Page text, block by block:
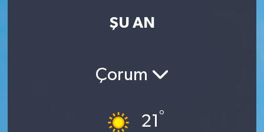
ŞU AN
Çorum
21°